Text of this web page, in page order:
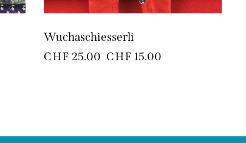
Wuchaschiesserli
CHF 25.00 CHF 15.00